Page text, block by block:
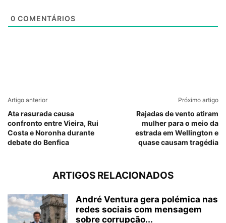
0 COMENTÁRIOS
Artigo anterior
Ata rasurada causa
confronto entre Vieira, Rui
Costa e Noronha durante
debate do Benfica
Próximo artigo
Rajadas de vento atiram
mulher para o meio da
estrada em Wellington e
quase causam tragédia
ARTIGOS RELACIONADOS
André Ventura gera polémica nas
redes sociais com mensagem
sobre corrupção...